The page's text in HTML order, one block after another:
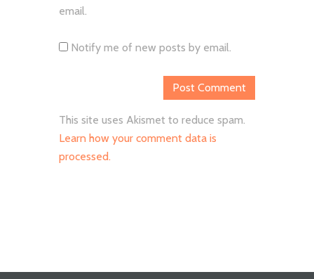
email.
Notify me of new posts by email.
This site uses Akismet to reduce spam.
Learn how your comment data is
processed.